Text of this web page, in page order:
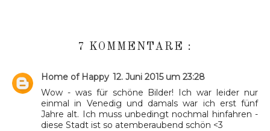
7 KOMMENTARE :
Home of Happy 12. Juni 2015 um 23:28
Wow - was für schöne Bilder! Ich war leider nur
einmal in Venedig und damals war ich erst fünf
Jahre alt. Ich muss unbedingt nochmal hinfahren -
diese Stadt ist so atemberaubend schön <3